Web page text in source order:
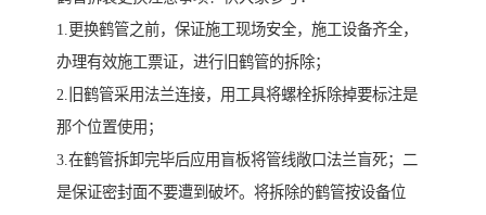
1.更换鹤管之前，保证施工现场安全，施工设备齐全，
办理有效施工票证，进行旧鹤管的拆除；
2.旧鹤管采用法兰连接，用工具将螺栓拆除掉要标注是
那个位置使用；
3.在鹤管拆卸完毕后应用盲板将管线敞口法兰盲死；二
是保证密封面不要遭到破坏。将拆除的鹤管按设备位